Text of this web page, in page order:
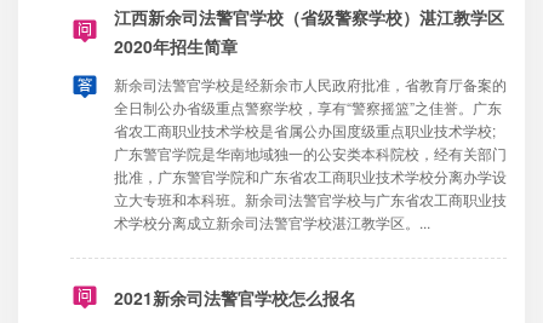
江西新余司法警官学校（省级警察学校）湛江教学区
2020年招生简章
新余司法警官学校是经新余市人民政府批准，省教育厅备案的
全日制公办省级重点警察学校，享有“警察摇篮”之佳誉。广东
省农工商职业技术学校是省属公办国度级重点职业技术学校;
广东警官学院是华南地域独一的公安类本科院校，经有关部门
批准，广东警官学院和广东省农工商职业技术学校分离办学设
立大专班和本科班。新余司法警官学校与广东省农工商职业技
术学校分离成立新余司法警官学校湛江教学区。...
2021新余司法警官学校怎么报名